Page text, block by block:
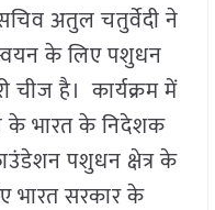
अतुल चतुर्वेदी ने
के लिए पशुधन
चीज है। कार्यक्रम में
के भारत के निदेशक
पशुधन क्षेत्र के
भारत सरकार के